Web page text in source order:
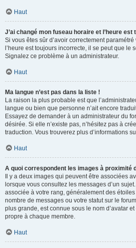
Haut
J’ai changé mon fuseau horaire et l’heure
Si vous êtes sûr d’avoir correctement
l’heure est toujours incorrecte, il se peut que le
Signalez ce problème à un administrateur.
Haut
Ma langue n’est pas dans la liste !
La raison la plus probable est que
langue ou bien que personne n’ait encore
Essayez de demander à un administrateur du
désirée. Si elle n’existe pas, n’hésitez pas à
traduction. Vous trouverez plus d’informations
Haut
A quoi correspondent les images à proximité
Il y a deux images qui peuvent être associées
lorsque vous consultez les messages d’un sujet.
associée à votre rang, généralement des
nombre de messages ou votre statut sur le
plus grande, est connue sous le nom d’avatar
propre à chaque membre.
Haut